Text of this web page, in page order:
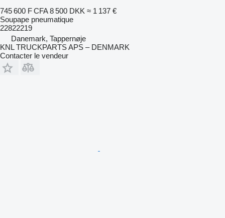
745 600 F CFA 8 500 DKK ≈ 1 137 €
Soupape pneumatique
22822219
Danemark, Tappernøje
KNL TRUCKPARTS APS – DENMARK
Contacter le vendeur